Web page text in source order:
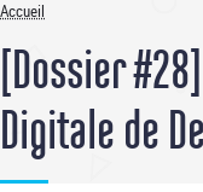
Fil
d'Ariane
Accueil
[Dossier
Digitale de